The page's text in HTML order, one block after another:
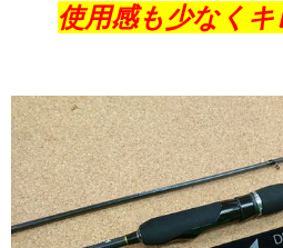
使用感も少なく